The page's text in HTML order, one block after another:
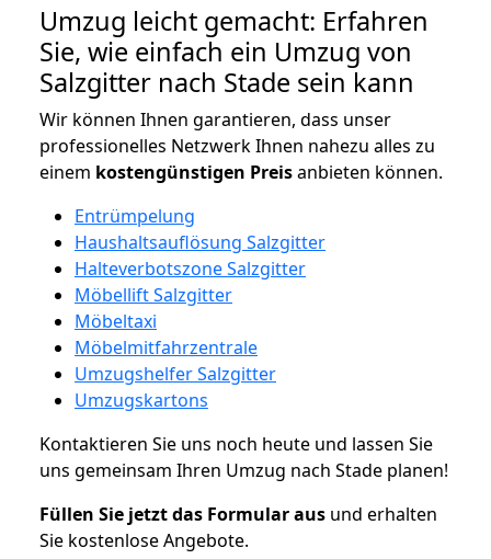
Umzug leicht gemacht: Erfahren
Sie, wie einfach ein Umzug von
Salzgitter nach Stade sein kann
Wir können Ihnen garantieren, dass unser
professionelles Netzwerk Ihnen nahezu alles zu
einem kostengünstigen Preisanbieten können.
Entrümpelung
Haushaltsauflösung Salzgitter
Halteverbotszone Salzgitter
Möbellift Salzgitter
Möbeltaxi
Möbelmitfahrzentrale
Umzugshelfer Salzgitter
Umzugskartons
Kontaktieren Sie uns noch heute und lassen Sie
uns gemeinsam Ihren Umzug nach Stade planen!
Füllen Sie jetzt das Formular aus und erhalten
Sie kostenlose Angebote.